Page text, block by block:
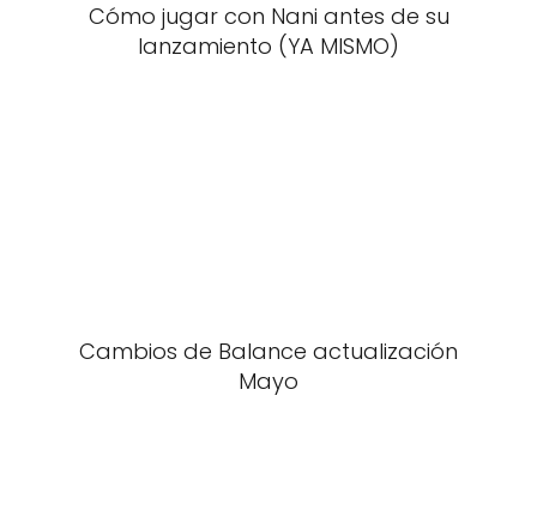
Cómo jugar con Nani antes de su
lanzamiento (YA MISMO)
Cambios de Balance actualización
Mayo